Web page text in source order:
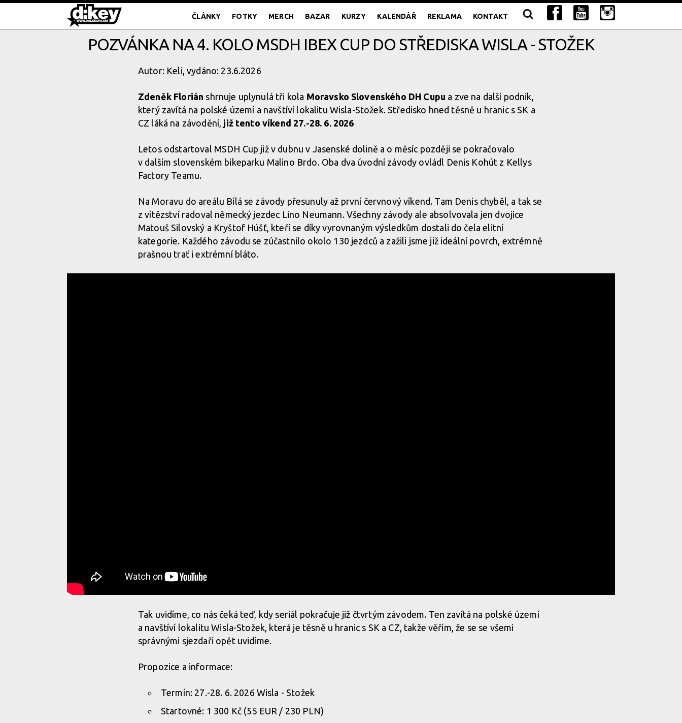
ČLÁNKY FOTKY MERCH BAZAR KURZY KALENDÁŘ REKLAMA KONTAKT
POZVÁNKA NA 4. KOLO MSDH IBEX CUP DO STŘEDISKA WISLA - STOŽEK
Autor: Keli, vydáno: 23.6.2026
Zdeněk Florián shrnuje uplynulá tři kola Moravsko Slovenského DH Cupu a zve na další podnik,
který zavítá na polské území a navštíví lokalitu Wisla-Stožek. Středisko hned těsně u hranic s SK a
CZ láká na závodění, již tento víkend 27.-28. 6. 2026
Letos odstartoval MSDH Cup již v dubnu v Jasenské dolině a o měsíc později se pokračovalo
v dalším slovenském bikeparku Malino Brdo. Oba dva úvodní závody ovládl Denis Kohút z Kellys
Factory Teamu.
Na Moravu do areálu Bílá se závody přesunuly až první červnový víkend. Tam Denis chyběl, a tak se
z vítězství radoval německý jezdec Lino Neumann. Všechny závody ale absolvovala jen dvojice
Matouš Silovský a Kryštof Húšť, kteří se díky vyrovnaným výsledkům dostali do čela elitní
kategorie. Každého závodu se zúčastnilo okolo 130 jezdců a zažili jsme již ideální povrch, extrémně
prašnou trať i extrémní bláto.
Tak uvidíme, co nás čeká teď, kdy seriál pokračuje již čtvrtým závodem. Ten zavítá na polské území
a navštíví lokalitu Wisla-Stožek, která je těsně u hranic s SK a CZ, takže věřím, že se se všemi
správnými sjezdaři opět uvidíme.
Propozice a informace:
Termín: 27.-28. 6. 2026 Wisla - Stožek
Startovné: 1 300 Kč (55 EUR / 230 PLN)